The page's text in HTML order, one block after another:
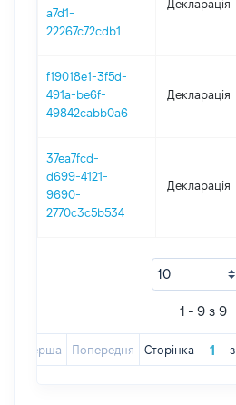
a7d1-
22267c72cdb1
Декларація
f19018e1-3f5d-
491a-be6f-
49842cabb0a6
Декларація
37ea7fcd-
d699-4121-
9690-
2770c3c5b534
Декларація
1 - 9 з 9
Перша Попередня Сторінка з